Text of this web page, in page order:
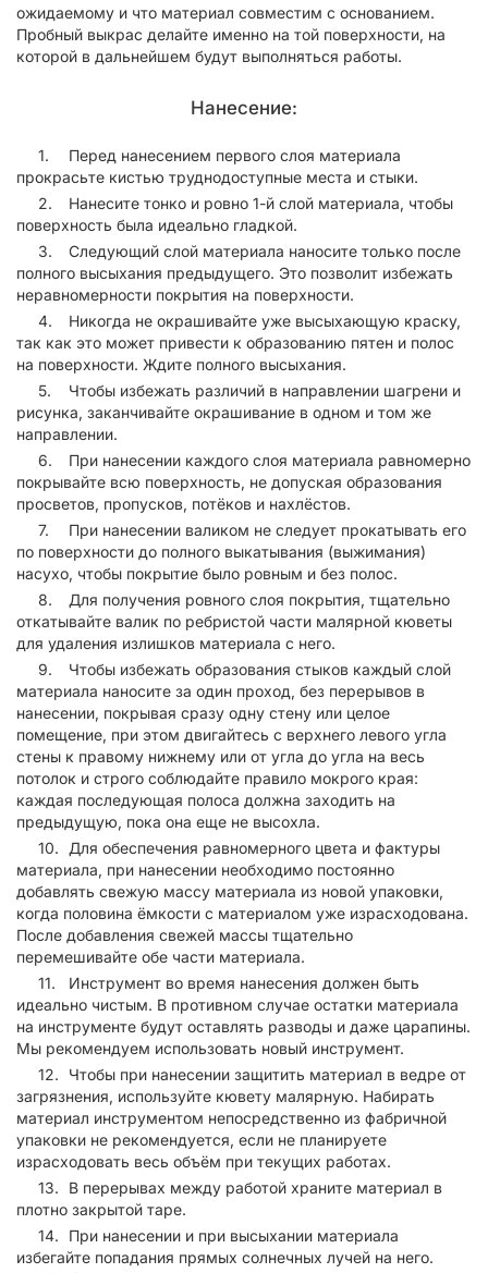
ожидаемому и что материал совместим с основанием.
Пробный выкрас делайте именно на той поверхности, на
которой в дальнейшем будут выполняться работы.
Нанесение:
Перед нанесением первого слоя материала
прокрасьте кистью труднодоступные места и стыки.
Нанесите тонко и ровно 1-й слой материала, чтобы
поверхность была идеально гладкой.
Следующий слой материала наносите только после
полного высыхания предыдущего. Это позволит избежать
неравномерности покрытия на поверхности.
Никогда не окрашивайте уже высыхающую краску,
так как это может привести к образованию пятен и полос
на поверхности. Ждите полного высыхания.
Чтобы избежать различий в направлении шагрени и
рисунка, заканчивайте окрашивание в одном и том же
направлении.
При нанесении каждого слоя материала равномерно
покрывайте всю поверхность, не допуская образования
просветов, пропусков, потёков и нахлёстов.
При нанесении валиком не следует прокатывать его
по поверхности до полного выкатывания (выжимания)
насухо, чтобы покрытие было ровным и без полос.
Для получения ровного слоя покрытия, тщательно
откатывайте валик по ребристой части малярной кюветы
для удаления излишков материала с него.
Чтобы избежать образования стыков каждый слой
материала наносите за один проход, без перерывов в
нанесении, покрывая сразу одну стену или целое
помещение, при этом двигайтесь с верхнего левого угла
стены к правому нижнему или от угла до угла на весь
потолок и строго соблюдайте правило мокрого края:
каждая последующая полоса должна заходить на
предыдущую, пока она еще не высохла.
Для обеспечения равномерного цвета и фактуры
материала, при нанесении необходимо постоянно
добавлять свежую массу материала из новой упаковки,
когда половина ёмкости с материалом уже израсходована.
После добавления свежей массы тщательно
перемешивайте обе части материала.
Инструмент во время нанесения должен быть
идеально чистым. В противном случае остатки материала
на инструменте будут оставлять разводы и даже царапины.
Мы рекомендуем использовать новый инструмент.
Чтобы при нанесении защитить материал в ведре от
загрязнения, используйте кювету малярную. Набирать
материал инструментом непосредственно из фабричной
упаковки не рекомендуется, если не планируете
израсходовать весь объём при текущих работах.
В перерывах между работой храните материал в
плотно закрытой таре.
При нанесении и при высыхании материала
избегайте попадания прямых солнечных лучей на него.